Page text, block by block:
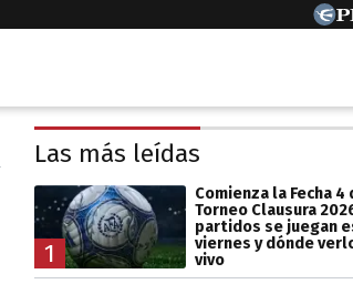
Las más leídas
1
Comienza la Fecha 4
Torneo Clausura
partidos se juegan
viernes y dónde
vivo